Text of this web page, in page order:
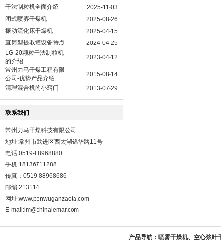
干法制粒机全面介绍
2025-11-03
闭式喷雾干燥机
2025-08-26
振动流化床干燥机
2025-04-15
直筒型提取罐设备特点
2024-04-25
LG-20颗粒干法制粒机
的介绍
2023-04-12
常州力马干燥工程有限
公司-优势产品介绍
2015-08-14
清理混合机的小窍门
2013-07-29
联系我们
常州力马干燥科技有限公司
地址:常州市武进区西太湖锦华路11号
电话:0519-88968880
手机:18136711288
传真：0519-88968686
邮编:213114
网址:www.penwuganzaota.com
E-mail:lm@chinalemar.com
产品导航： 喷雾干燥机、空心浆叶